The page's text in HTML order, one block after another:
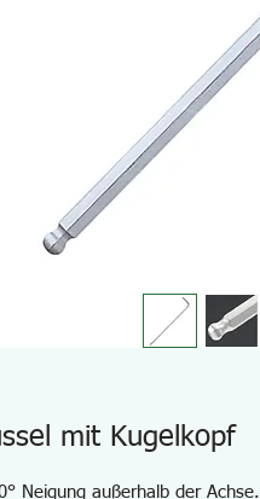
mit Kugelkopf
Neigung außerhalb der Achse.